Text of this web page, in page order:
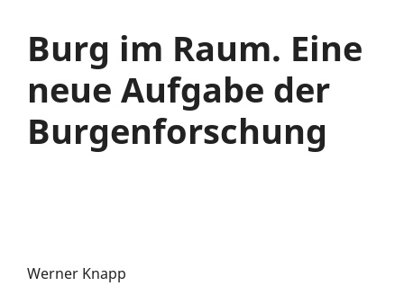
Burg im Raum. Eine
neue Aufgabe der
Burgenforschung
Werner Knapp